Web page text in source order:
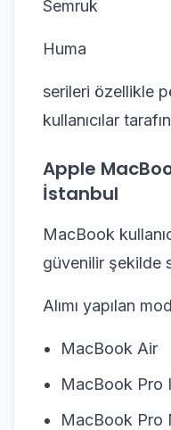
Semruk
Huma
serileri özellikle
kullanıcılar
Apple
İstanbul
MacBook
güvenilir şekilde
Alımı yapılan
MacBook Air
MacBook Pro
MacBook Pro